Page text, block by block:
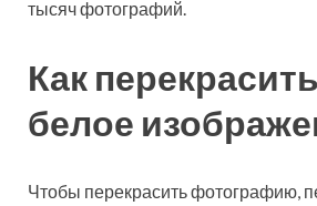
тысяч фотографий.
Как
белое
Чтобы перекрасить фотографию,